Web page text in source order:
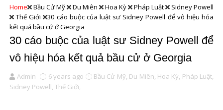
Home Bầu Cử Mỹ Du Miên Hoa Kỳ Pháp Luật
Sidney Powell
Thế Giới
30 cáo buộc của luật sư Sidney Powell để vô hiệu hóa
kết quả bầu cử ở Georgia
30 cáo buộc của luật sư Sidney Powell để
vô hiệu hóa kết quả bầu cử ở Georgia
Admin 6 years ago Bầu Cử Mỹ, Du Miên, Hoa Kỳ, Pháp Luật,
Sidney Powell, Thế Giới,